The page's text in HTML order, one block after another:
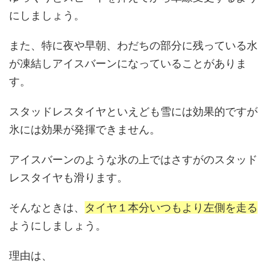
にしましょう。
また、特に夜や早朝、わだちの部分に残っている水
が凍結しアイスバーンになっていることがありま
す。
スタッドレスタイヤといえども雪には効果的ですが
氷には効果が発揮できません。
アイスバーンのような氷の上ではさすがのスタッド
レスタイヤも滑ります。
そんなときは、 タイヤ１本分いつもより左側を走る
ようにしましょう。
理由は、